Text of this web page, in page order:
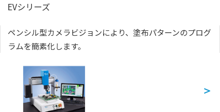
EVシリーズ
ペンシル型カメラビジョンにより、塗布パターンのプログ
ラムを簡素化します。
＞